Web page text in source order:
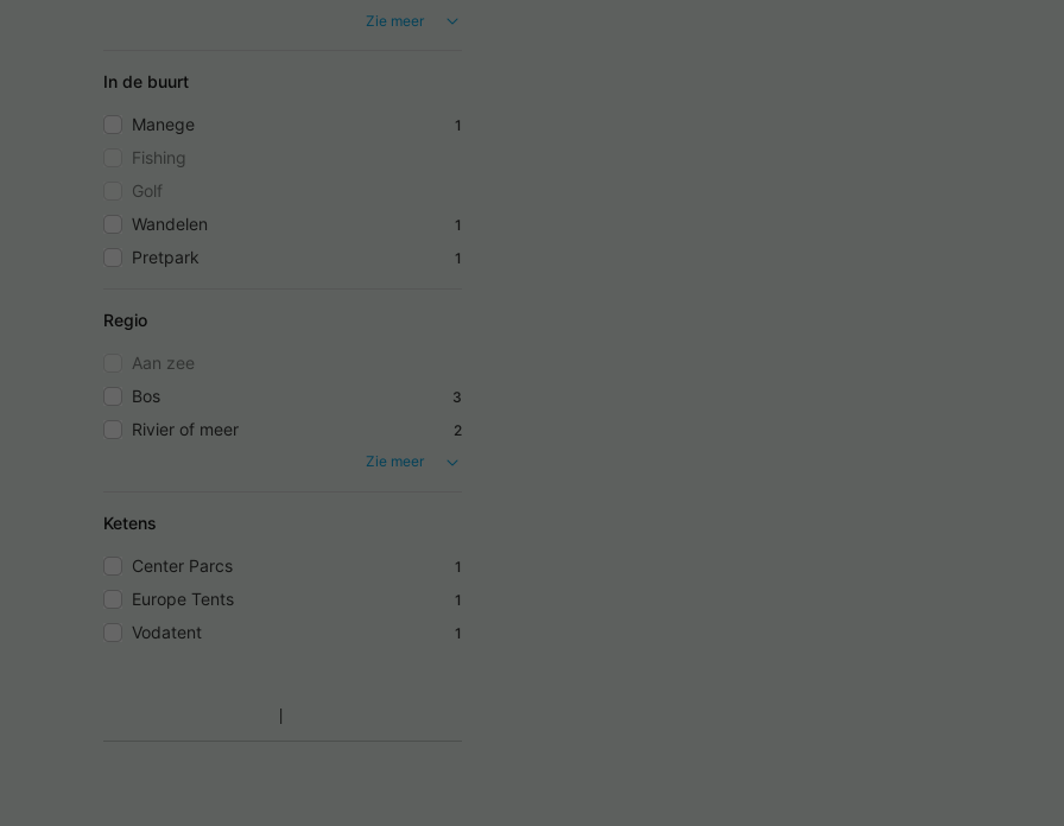
Zie meer
In de buurt
Manege 1
Fishing
Golf
Wandelen
1
Pretpark 1
Regio
Aan zee
Bos
3
Rivier of meer
2
Zie meer
Ketens
Center Parcs 1
Europe Tents 1
Vodatent 1